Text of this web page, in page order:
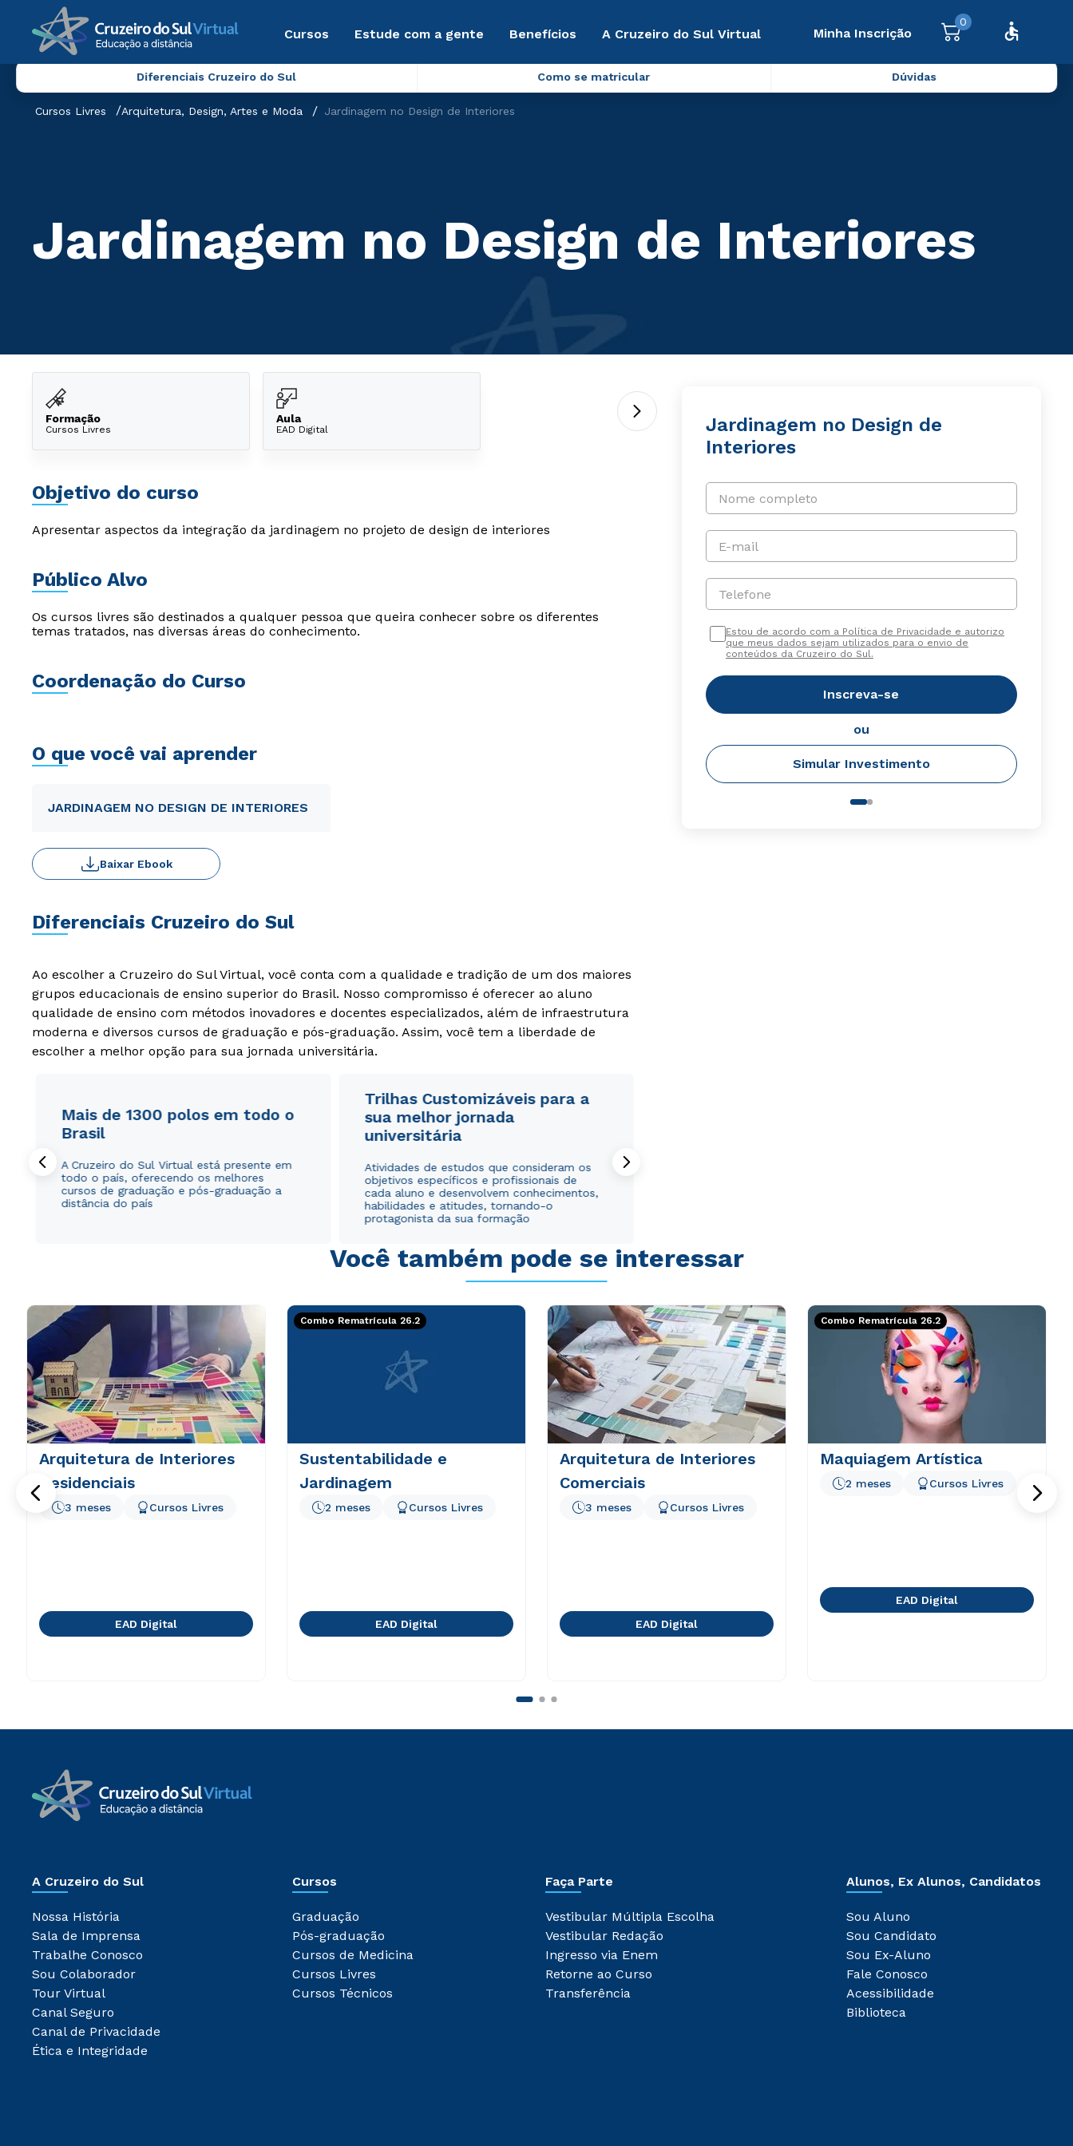
Cursos Estude com a gente Benefícios A Cruzeiro do Sul Virtual Minha Inscrição
0
Diferenciais Cruzeiro do Sul Como se matricular Dúvidas
Cursos Livres Arquitetura, Design, Artes e Moda Jardinagem no Design de Interiores
Jardinagem no Design de Interiores
Formação
Cursos Livres
Aula
EAD Digital
Objetivo do curso
Apresentar aspectos da integração da jardinagem no projeto de design de interiores
Público Alvo
Os cursos livres são destinados a qualquer pessoa que queira conhecer sobre os diferentes
temas tratados, nas diversas áreas do conhecimento.
Coordenação do Curso
O que você vai aprender
JARDINAGEM NO DESIGN DE INTERIORES
Baixar Ebook
Diferenciais Cruzeiro do Sul
Ao escolher a Cruzeiro do Sul Virtual, você conta com a qualidade e tradição de um dos maiores
grupos educacionais de ensino superior do Brasil. Nosso compromisso é oferecer ao aluno
qualidade de ensino com métodos inovadores e docentes especializados, além de infraestrutura
moderna e diversos cursos de graduação e pós-graduação. Assim, você tem a liberdade de
escolher a melhor opção para sua jornada universitária.
Mais de 1300 polos em todo o
Brasil
A Cruzeiro do Sul Virtual está presente em
todo o país, oferecendo os melhores
cursos de graduação e pós-graduação a
distância do país
Trilhas Customizáveis para a
sua melhor jornada
universitária
Atividades de estudos que consideram os
objetivos específicos e profissionais de
cada aluno e desenvolvem conhecimentos,
habilidades e atitudes, tornando-o
protagonista da sua formação
Jardinagem no Design de
Interiores
Nome completo
E-mail
Telefone
Estou de acordo com a Política de Privacidade e autorizo
que meus dados sejam utilizados para o envio de
conteúdos da Cruzeiro do Sul.
Inscreva-se
ou
Simular Investimento
Você também pode se interessar
Arquitetura de Interiores
Residenciais
3 meses Cursos Livres
EAD Digital
Combo Rematrícula 26.2
Sustentabilidade e
Jardinagem
2 meses Cursos Livres
EAD Digital
Arquitetura de Interiores
Comerciais
3 meses Cursos Livres
EAD Digital
Combo Rematrícula 26.2
Maquiagem Artística
2 meses Cursos Livres
EAD Digital
A Cruzeiro do Sul
Nossa História
Sala de Imprensa
Trabalhe Conosco
Sou Colaborador
Tour Virtual
Canal Seguro
Canal de Privacidade
Ética e Integridade
Cursos
Graduação
Pós-graduação
Cursos de Medicina
Cursos Livres
Cursos Técnicos
Faça Parte
Vestibular Múltipla Escolha
Vestibular Redação
Ingresso via Enem
Retorne ao Curso
Transferência
Alunos, Ex Alunos, Candidatos
Sou Aluno
Sou Candidato
Sou Ex-Aluno
Fale Conosco
Acessibilidade
Biblioteca
Rápido e fácil
WhatsApp
ou
Estou de acordo com a Política de Privacidade. e
autorizo que meus dados sejam utilizados para o
envio de conteúdos da Cruzeiro do Sul.
Rápido e fácil
WhatsApp
ou
Estou de acordo com a Política de Privacidade. e
autorizo que meus dados sejam utilizados para o
envio de conteúdos da Cruzeiro do Sul.